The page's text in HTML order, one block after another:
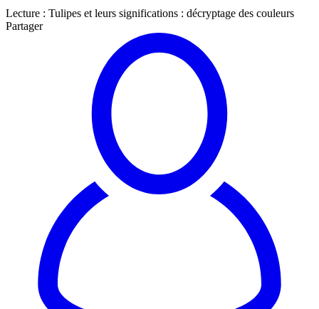
Lecture : Tulipes et leurs significations : décryptage des couleurs
Partager